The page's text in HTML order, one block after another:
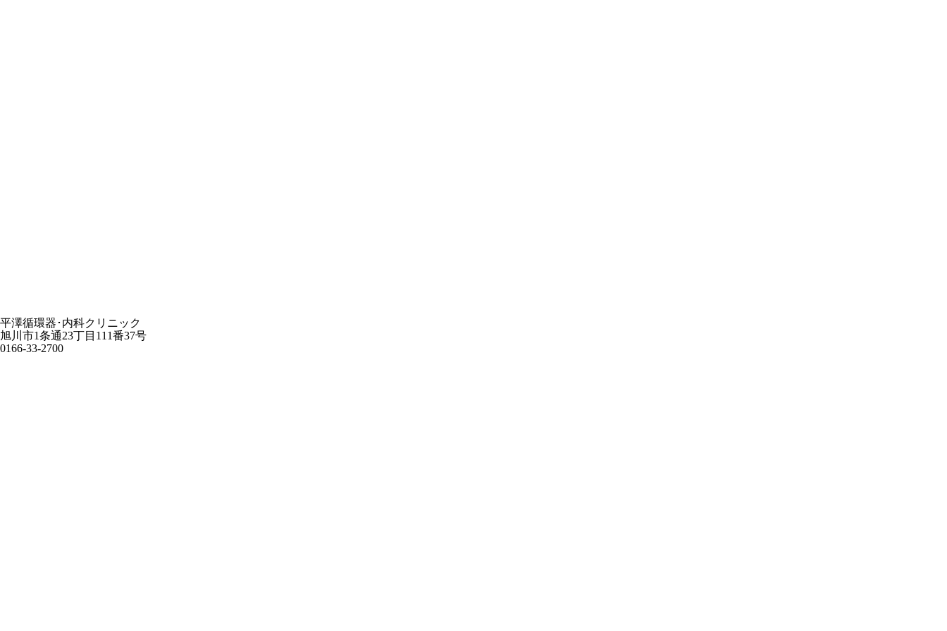
平澤循環器･内科クリニック
旭川市1条通23丁目111番37号
0166-33-2700